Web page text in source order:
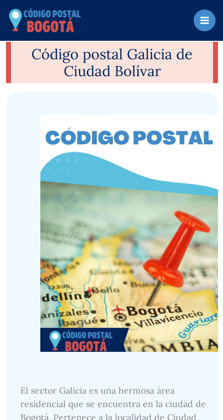
contenido
Código postal Galicia de
Ciudad Bolívar
El sector Galicia es una hermosa área
residencial que se encuentra en la ciudad de
Bogotá. Pertenece a la localidad de Ciudad